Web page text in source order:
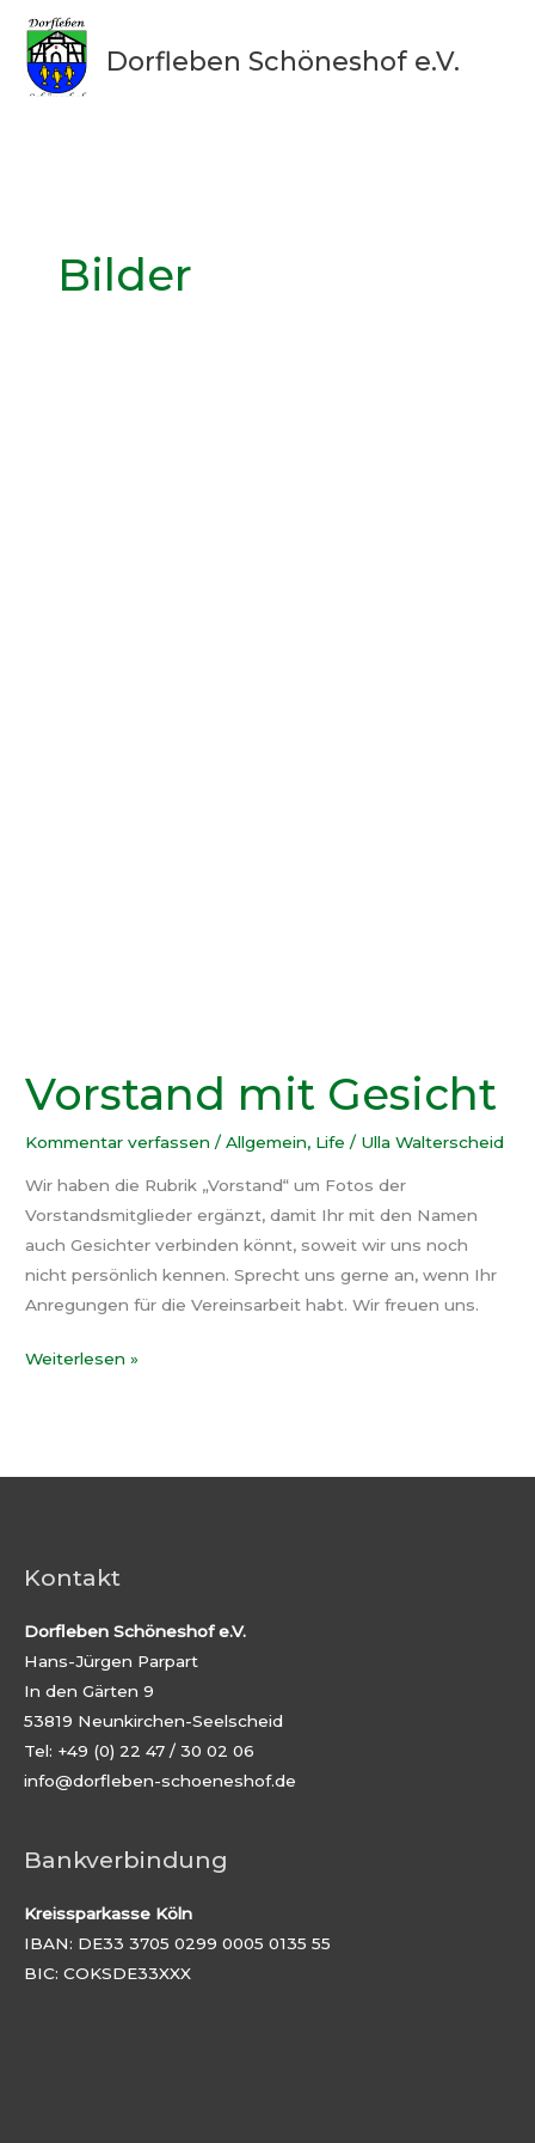
Inhalt
springen
Dorfleben Schöneshof e.V.
Bilder
Vorstand mit Gesicht
Kommentar verfassen /Allgemein, Life / Ulla Walterscheid
Wir haben die Rubrik „Vorstand“ um Fotos der
Vorstandsmitglieder ergänzt, damit Ihr mit den Namen
auch Gesichter verbinden könnt, soweit wir uns noch
nicht persönlich kennen. Sprecht uns gerne an, wenn Ihr
Anregungen für die Vereinsarbeit habt. Wir freuen uns.
Vorstand
Weiterlesen »
Kontakt
Dorfleben Schöneshof e.V.
Hans-Jürgen Parpart
In den Gärten 9
53819 Neunkirchen-Seelscheid
Tel: +49 (0) 22 47 / 30 02 06
info@dorfleben-schoeneshof.de
Bankverbindung
Kreissparkasse Köln
IBAN: DE33 3705 0299 0005 0135 55
BIC: COKSDE33XXX